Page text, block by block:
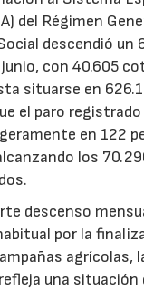
del Régimen
descendió un
con 40.605
situarse en
el paro
en 122
los
descenso
por la
agrícolas,
una situación